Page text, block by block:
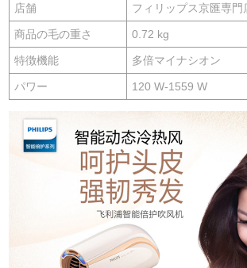
店舗 フィリップス京匯専門
商品の毛の重さ 0.72 kg
特徴機能 多倍マイナシオン
パワー 120 W-1559 W